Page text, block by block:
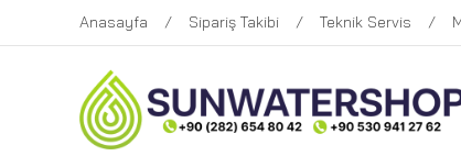
Anasayfa Sipariş Takibi Teknik Servis